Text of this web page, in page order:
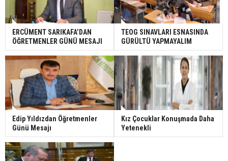
ERCÜMENT SARIKAFA’DAN
ÖĞRETMENLER GÜNÜ MESAJI
TEOG SINAVLARI ESNASINDA
GÜRÜLTÜ YAPMAYALIM
Edip Yıldızdan Öğretmenler
Günü Mesajı
Kız Çocuklar Konuşmada Daha
Yetenekli